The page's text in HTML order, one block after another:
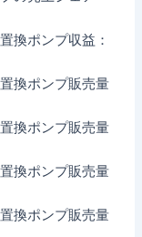
換ポンプ収益：
換ポンプ販売量
換ポンプ販売量
換ポンプ販売量
換ポンプ販売量